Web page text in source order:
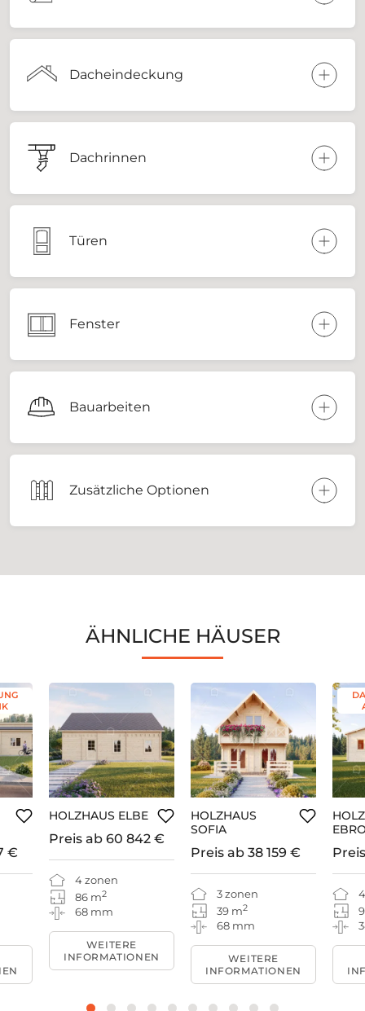
Dacheindeckung
Dachrinnen
Türen
Fenster
Bauarbeiten
Zusätzliche Optionen
ÄHNLICHE HÄUSER
€
HOLZHAUS ELBE
4 zonen
86 m2
68 mm
Preis ab 60 842 €
WEITERE
INFORMATIONEN
HOLZHAUS
SOFIA
3 zonen
39 m2
68 mm
Preis ab 38 159 €
WEITERE
INFORMATIONEN